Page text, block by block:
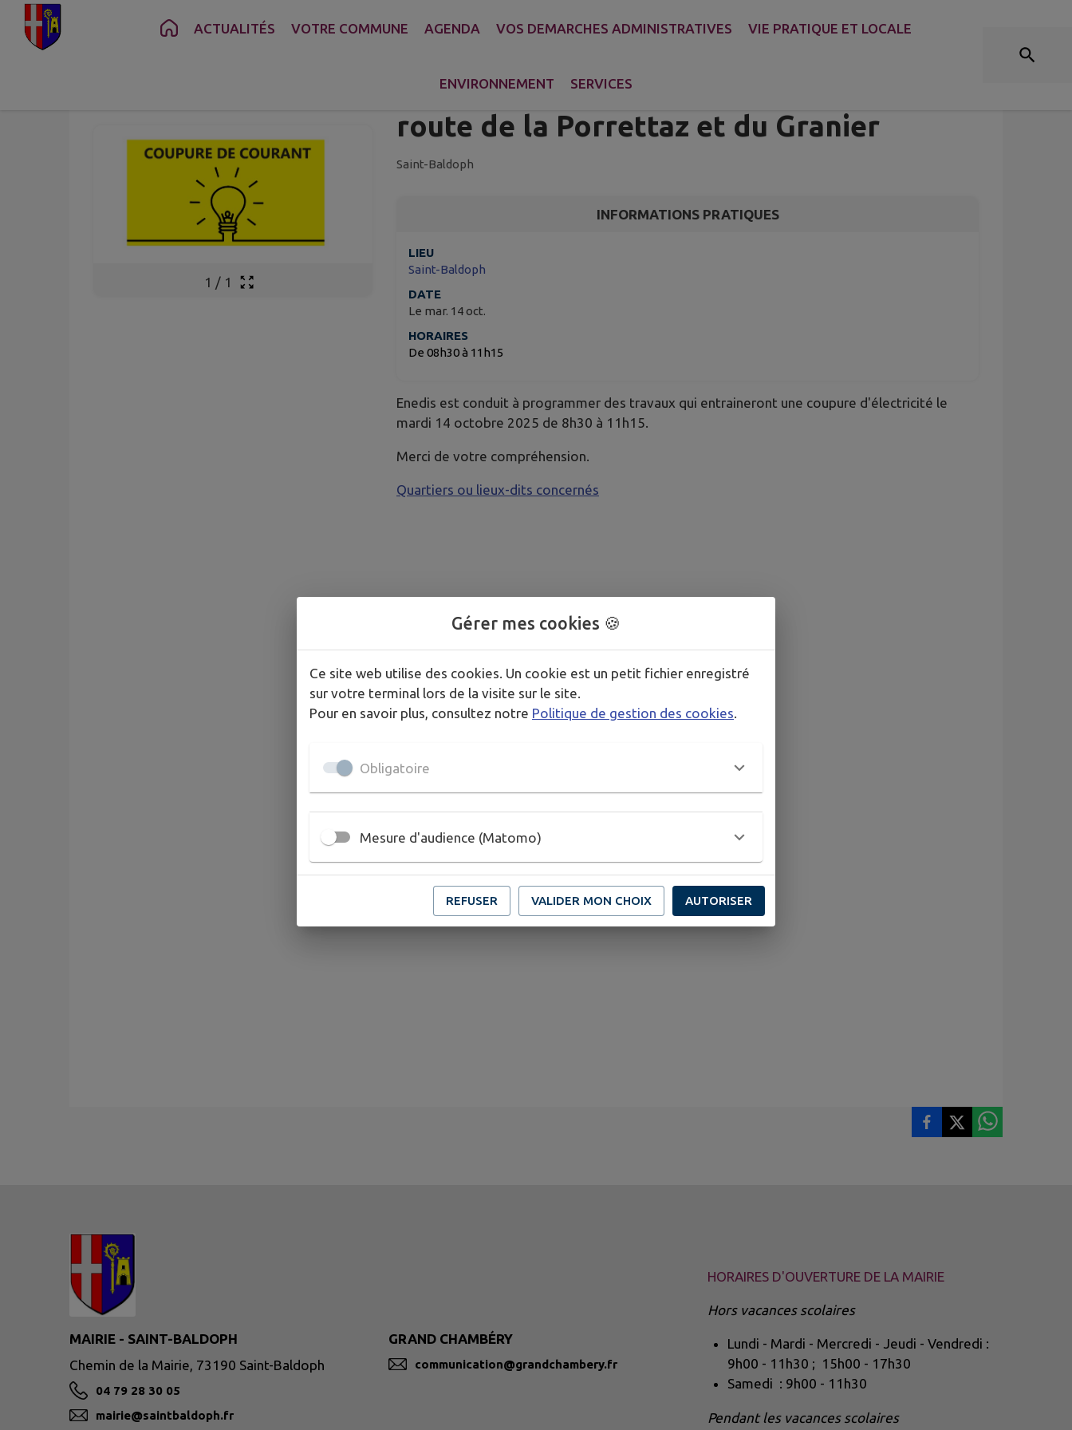
Contenu Recherche Pied de page
ACTUALITÉS VOTRE COMMUNE AGENDA VOS DEMARCHES ADMINISTRATIVES VIE PRATIQUE ET LOCALE
ENVIRONNEMENT SERVICES
1 / 1
Colombe, des Genevriers, de la Combelle,
route de la Porrettaz et du Granier
Saint-Baldoph
INFORMATIONS PRATIQUES
LIEU
Saint-Baldoph
DATE
Le mar. 14 oct.
HORAIRES
De 08h30 à 11h15
Enedis est conduit à programmer des travaux qui entraineront une coupure d'électricité le
mardi 14 octobre 2025 de 8h30 à 11h15.
Merci de votre compréhension.
Quartiers ou lieux-dits concernés
MAIRIE - SAINT-BALDOPH
Chemin de la Mairie, 73190 Saint-Baldoph
04 79 28 30 05
mairie@saintbaldoph.fr
GRAND CHAMBÉRY
communication@grandchambery.fr
HORAIRES D'OUVERTURE DE LA MAIRIE
Hors vacances scolaires
Lundi - Mardi - Mercredi - Jeudi - Vendredi :
9h00 - 11h30 ; 15h00 - 17h30
Samedi : 9h00 - 11h30
Pendant les vacances scolaires
Gérer mes cookies 🍪
Ce site web utilise des cookies. Un cookie est un petit fichier enregistré
sur votre terminal lors de la visite sur le site.
Pour en savoir plus, consultez notre Politique de gestion des cookies.
Obligatoire
Mesure d'audience (Matomo)
REFUSER VALIDER MON CHOIX AUTORISER